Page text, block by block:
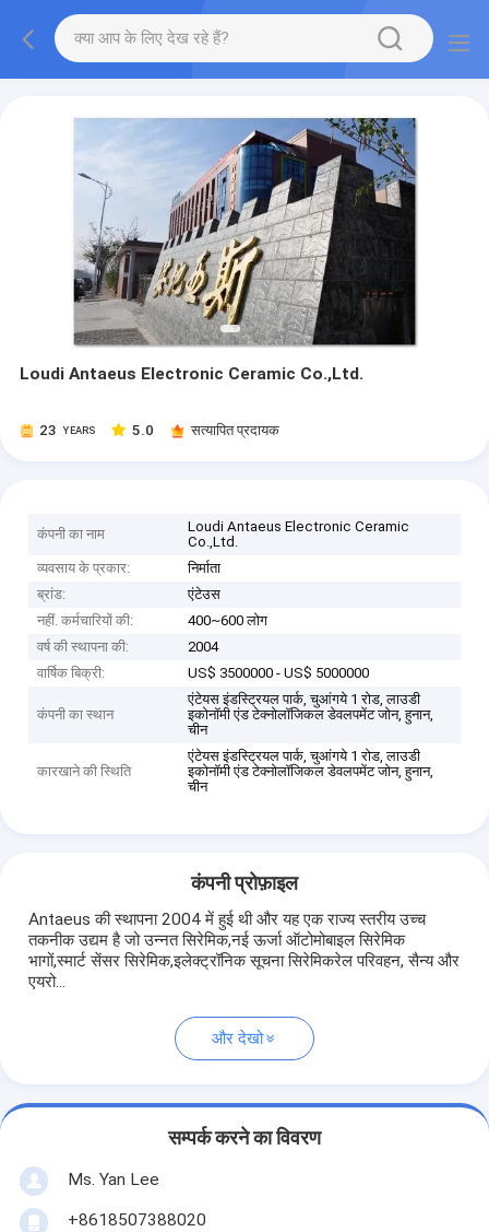
Loudi Antaeus Electronic Ceramic Co.,Ltd.
23 YEARS 5.0 सत्यापित प्रदायक
कंपनी का नाम
Loudi Antaeus Electronic Ceramic
Co.,Ltd.
व्यवसाय के प्रकार:
निर्माता
ब्रांड:
एंटेउस
नहीं. कर्मचारियों की:
400~600 लोग
वर्ष की स्थापना की:
2004
वार्षिक बिक्री:
US$ 3500000 - US$ 5000000
कंपनी का स्थान
एंटेयस इंडस्ट्रियल पार्क, चुआंगये 1 रोड, लाउडी
इकोनॉमी एंड टेक्नोलॉजिकल डेवलपमेंट जोन, हुनान,
चीन
कारखाने की स्थिति
एंटेयस इंडस्ट्रियल पार्क, चुआंगये 1 रोड, लाउडी
इकोनॉमी एंड टेक्नोलॉजिकल डेवलपमेंट जोन, हुनान,
चीन
कंपनी प्रोफ़ाइल
Antaeus की स्थापना 2004 में हुई थी और यह एक राज्य स्तरीय उच्च
तकनीक उद्यम है जो उन्नत सिरेमिक,नई ऊर्जा ऑटोमोबाइल सिरेमिक
भागों,स्मार्ट सेंसर सिरेमिक,इलेक्ट्रॉनिक सूचना सिरेमिकरेल परिवहन, सैन्य और
एयरो...
और देखो
सम्पर्क करने का विवरण
Ms. Yan Lee
+8618507388020